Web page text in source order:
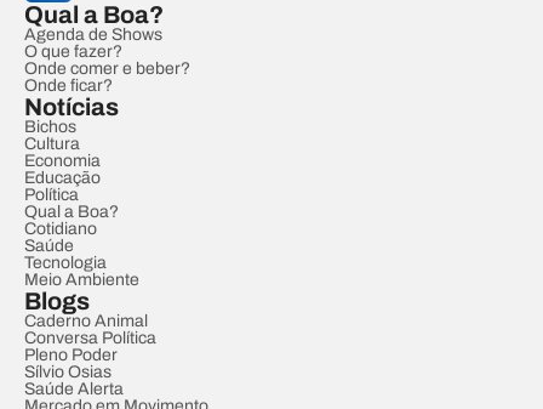
Qual a Boa?
Agenda de Shows
O que fazer?
Onde comer e beber?
Onde ficar?
Notícias
Bichos
Cultura
Economia
Educação
Política
Qual a Boa?
Cotidiano
Saúde
Tecnologia
Meio Ambiente
Blogs
Caderno Animal
Conversa Política
Pleno Poder
Sílvio Osias
Saúde Alerta